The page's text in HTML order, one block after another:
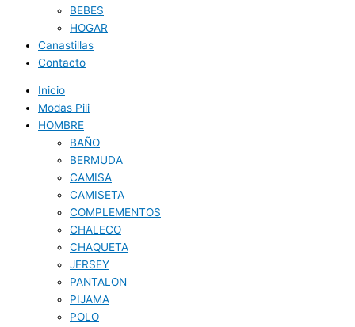
BEBES
HOGAR
Canastillas
Contacto
Inicio
Modas Pili
HOMBRE
BAÑO
BERMUDA
CAMISA
CAMISETA
COMPLEMENTOS
CHALECO
CHAQUETA
JERSEY
PANTALON
PIJAMA
POLO